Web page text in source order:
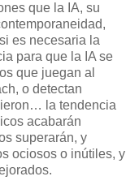
que la IA, su
es necesaria la
para que la IA se
que juegan al
o detectan
la tendencia
acabarán
superarán, y
ociosos o inútiles, y